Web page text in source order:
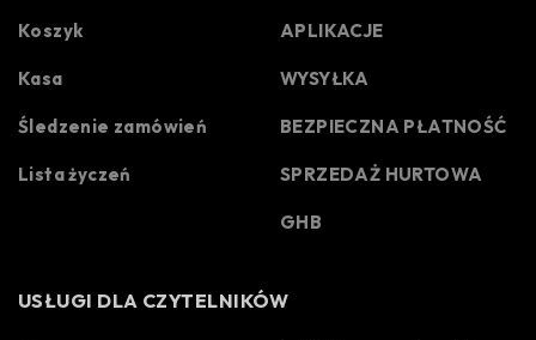
Koszyk
Kasa
Śledzenie zamówień
Lista życzeń
APLIKACJE
WYSYŁKA
BEZPIECZNA PŁATNOŚĆ
SPRZEDAŻ HURTOWA
GHB
USŁUGI DLA CZYTELNIKÓW